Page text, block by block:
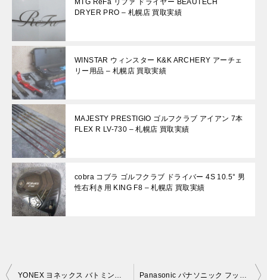
DRYER PRO – 札幌店 買取実績
WINSTAR ウィンスター K&K ARCHERY アーチェ
リー用品 – 札幌店 買取実績
MAJESTY PRESTIGIO ゴルフクラブ アイアン 7本
FLEX R LV-730 – 札幌店 買取実績
cobra コブラ ゴルフクラブ ドライバー 4S 10.5° 男
性右利き用 KING F8 – 札幌店 買取実績
投